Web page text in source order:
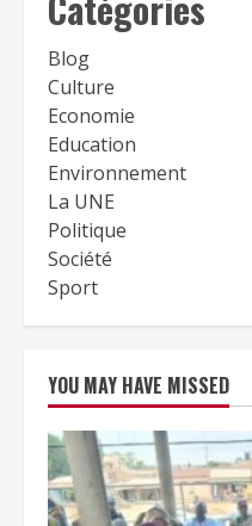
Blog
Culture
Economie
Education
Environnement
La UNE
Politique
Société
Sport
YOU MAY HAVE MISSED